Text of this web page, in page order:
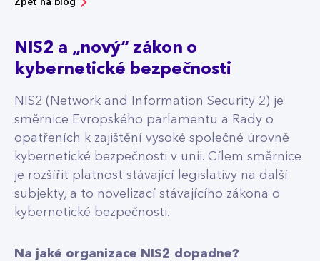
NIS2 a „nový“ zákon o
kybernetické bezpečnosti
NIS2 (Network and Information Security 2) je
směrnice Evropského parlamentu a Rady o
opatřeních k zajištění vysoké společné úrovně
kybernetické bezpečnosti v unii. Cílem směrnice
je rozšířit platnost stávající legislativy na další
subjekty, a to novelizací stávajícího zákona o
kybernetické bezpečnosti.
Na jaké organizace NIS2 dopadne?